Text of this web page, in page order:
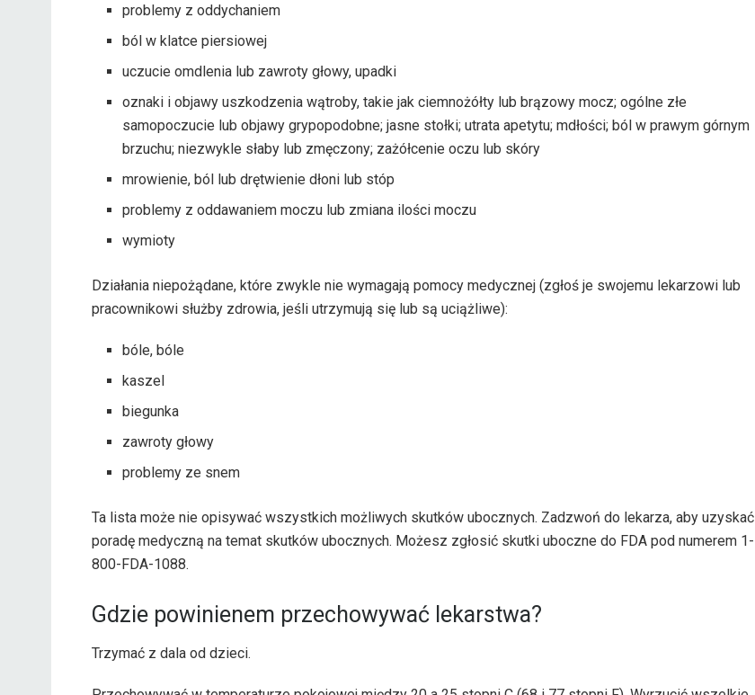
problemy z oddychaniem
ból w klatce piersiowej
uczucie omdlenia lub zawroty głowy, upadki
oznaki i objawy uszkodzenia wątroby, takie jak ciemnożółty lub brązowy mocz; ogólne złe
samopoczucie lub objawy grypopodobne; jasne stołki; utrata apetytu; mdłości; ból w prawym górnym
brzuchu; niezwykle słaby lub zmęczony; zażółcenie oczu lub skóry
mrowienie, ból lub drętwienie dłoni lub stóp
problemy z oddawaniem moczu lub zmiana ilości moczu
wymioty
Działania niepożądane, które zwykle nie wymagają pomocy medycznej (zgłoś je swojemu lekarzowi lub
pracownikowi służby zdrowia, jeśli utrzymują się lub są uciążliwe):
bóle, bóle
kaszel
biegunka
zawroty głowy
problemy ze snem
Ta lista może nie opisywać wszystkich możliwych skutków ubocznych. Zadzwoń do lekarza, aby uzyskać
poradę medyczną na temat skutków ubocznych. Możesz zgłosić skutki uboczne do FDA pod numerem 1-
800-FDA-1088.
Gdzie powinienem przechowywać lekarstwa?
Trzymać z dala od dzieci.